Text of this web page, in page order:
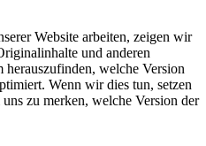
Website arbeiten, zeigen wir
und anderen
herauszufinden, welche Version
Wenn wir dies tun, setzen
zu merken, welche Version der